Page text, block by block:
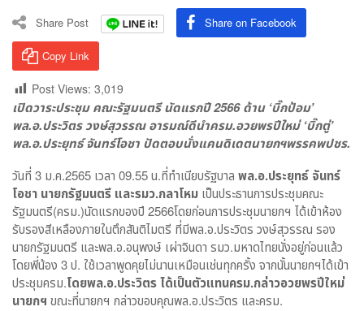
Share Post Share on Facebook
Copy Link
Post Views: 3,019
เปิดวาระประชุม คณะรัฐมนตรี นัดแรกปี 2566 ด้าน ‘บิ๊กป้อม’
พล.อ.ประวิตร วงษ์สุวรรณ อารมณ์ดีนำครม.อวยพรปีใหม่ ‘บิ๊กตู่’
พล.อ.ประยุทธ์ จันทร์โอชา ปัดตอบนั่งแคนดิเดตนายกฯพรรคพปชร.
วันที่ 3 ม.ค.2565 เวลา 09.55 น.ที่ทำเนียบรัฐบาล พล.อ.ประยุทธ์ จันทร์
โอชา นายกรัฐมนตรี และรมว.กลาโหม เป็นประธานการประชุมคณะ
รัฐมนตรี(ครม.)นัดแรกของปี 2566โดยก่อนการประชุมนายกฯ ได้เข้าห้อง
รับรองสีเหลืองภายในตึกสันติไมตรี ที่มีพล.อ.ประวิตร วงษ์สุวรรณ รอง
นายกรัฐมนตรี และพล.อ.อนุพงษ์ เผ่าจินดา รมว.มหาดไทยนั่งอยู่ก่อนแล้ว
โดยพี่น้อง 3 ป. ใช้เวลาพูดคุยไม่นานเหมือนเช่นทุกครั้ง จากนั้นนายกฯได้เข้า
ประชุมครม.โดยพล.อ.ประวิตร ได้เป็นตัวแทนครม.กล่าวอวยพรปีใหม่
นายกฯ ขณะที่นายกฯ กล่าวขอบคุณพล.อ.ประวิตร และครม.